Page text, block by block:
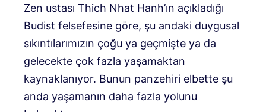
Zen ustası Thich Nhat Hanh’ın açıkladığı
Budist felsefesine göre, şu andaki duygusal
sıkıntılarımızın çoğu ya geçmişte ya da
gelecekte çok fazla yaşamaktan
kaynaklanıyor. Bunun panzehiri elbette şu
anda yaşamanın daha fazla yolunu